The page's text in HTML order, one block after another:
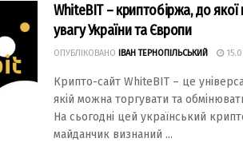
WhiteBIT – криптобіржа, до
увагу України та Європи
ОПУБЛІКОВАНО ІВАН ТЕРНОПІЛЬСЬКИЙ
Крипто-сайт WhiteBIT – це
якій можна торгувати та
На сьогодні цей український
майданчик визнаний ...